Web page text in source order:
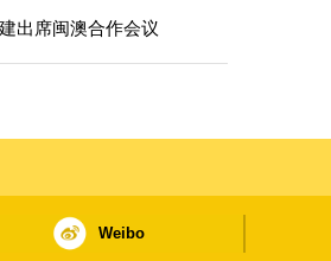
出席闽澳合作会议
Weibo